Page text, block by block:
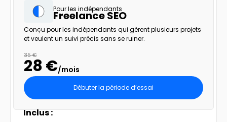
Pour les indépendants
Freelance SEO
Conçu pour les indépendants qui gèrent plusieurs projets
et veulent un suivi précis sans se ruiner.
35 €
28 €/mois
Débuter la période d’essai
Inclus :